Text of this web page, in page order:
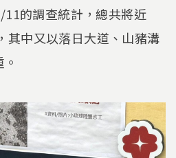
的調查統計，總共將近
其中又以落日大道、山豬溝